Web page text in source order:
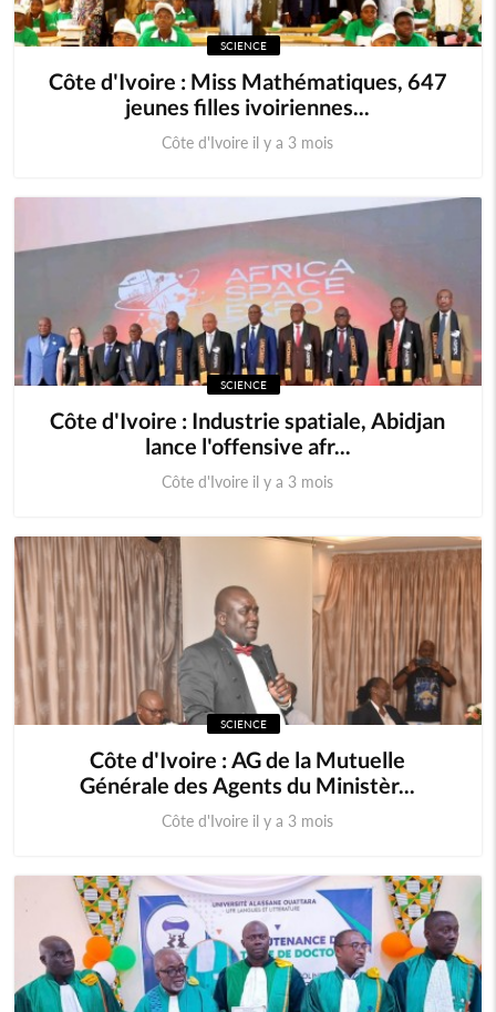
Comores Egypte
Tunisie
Cedeao
SCIENCE
Côte d'Ivoire : Miss Mathématiques, 647
jeunes filles ivoiriennes...
Côte d'Ivoire il y a 3 mois
SCIENCE
Côte d'Ivoire : Industrie spatiale, Abidjan
lance l'offensive afr...
Côte d'Ivoire il y a 3 mois
SCIENCE
Côte d'Ivoire : AG de la Mutuelle
Générale des Agents du Ministèr...
Côte d'Ivoire il y a 3 mois